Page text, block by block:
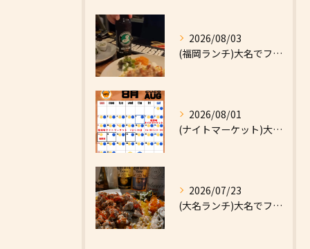
2026/08/03
(福岡ランチ)大名でファーストフードなら|High Five...
2026/08/01
(ナイトマーケット)大名でファーストフードなら|High F...
2026/07/23
(大名ランチ)大名でファーストフードなら|High Five...